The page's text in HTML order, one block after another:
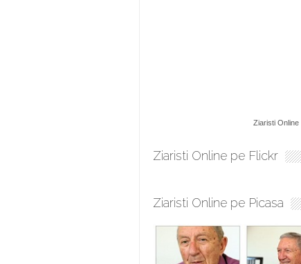
Ziaristi Online
Ziaristi Online pe Flickr
Ziaristi Online pe Picasa